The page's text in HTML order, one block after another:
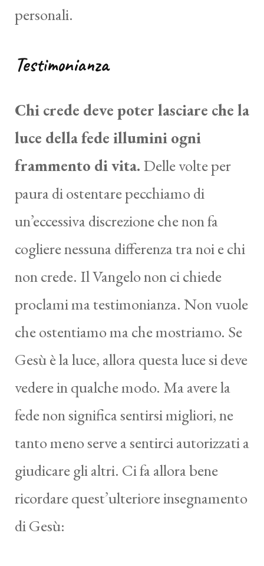
personali.
Testimonianza
Chi crede deve poter lasciare che la
luce della fede illumini ogni
frammento di vita. Delle volte per
paura di ostentare pecchiamo di
un’eccessiva discrezione che non fa
cogliere nessuna differenza tra noi e chi
non crede. Il Vangelo non ci chiede
proclami ma testimonianza. Non vuole
che ostentiamo ma che mostriamo. Se
Gesù è la luce, allora questa luce si deve
vedere in qualche modo. Ma avere la
fede non significa sentirsi migliori, ne
tanto meno serve a sentirci autorizzati a
giudicare gli altri. Ci fa allora bene
ricordare quest’ulteriore insegnamento
di Gesù: